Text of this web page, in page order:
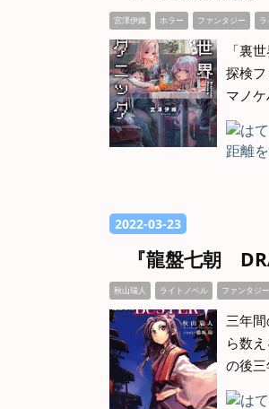
宮澤伊織 ホラー ファンタジー
「裏
探検
マノ
2022-03-23
『龍盤七朝
秋山瑞人 ライトノベル ファンタジー
三年
ら数
の後